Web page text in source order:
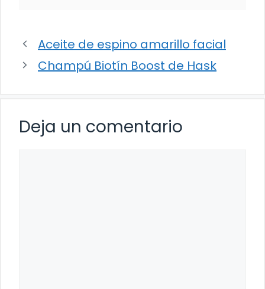
Aceite de espino amarillo facial
Champú Biotín Boost de Hask
Deja un comentario